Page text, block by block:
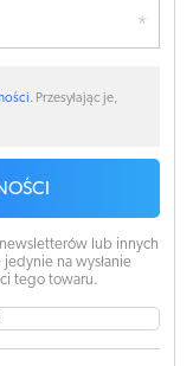
. Przesyłając je,
lub innych
na wysłanie
tego towaru.